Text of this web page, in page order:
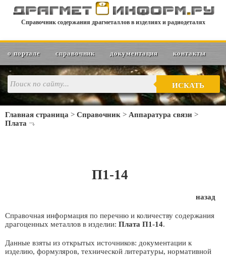
Справочник содержания драгметаллов в изделиях и радиодеталях
о портале справочник документация контакты
ИСКАТЬ
Главная страница > Справочник > Аппаратура связи >
Плата
П1-14
назад
Справочная информация по перечню и количеству содержания
драгоценных металлов в изделии: Плата П1-14.
Данные взяты из открытых источников: документации к
изделию, формуляров, технической литературы, нормативной